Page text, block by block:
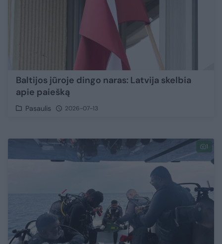
Baltijos jūroje dingo naras: Latvija skelbia
apie paiešką
Pasaulis 2026-07-13
1